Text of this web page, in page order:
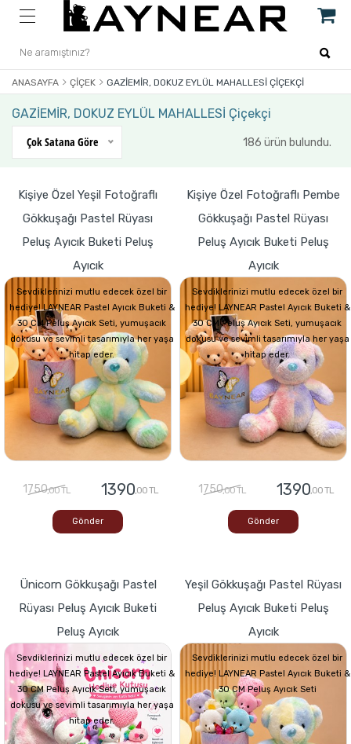
ANASAYFA ÇIÇEK GAZİEMİR, DOKUZ EYLÜL MAHALLESİ ÇIÇEKÇI
GAZİEMİR, DOKUZ EYLÜL MAHALLESİ Çiçekçi
Çok Satana Göre
186 ürün bulundu.
Kişiye Özel Yeşil Fotoğraflı
Gökkuşağı Pastel Rüyası
Peluş Ayıcık Buketi Peluş
Ayıcık
Sevdiklerinizi mutlu edecek özel bir
hediye! LAYNEAR Pastel Ayıcık Buketi &
30 CM Peluş Ayıcık Seti, yumuşacık
dokusu ve sevimli tasarımıyla her yaşa
hitap eder.
1750,00 TL 1390,00 TL
Gönder
Kişiye Özel Fotoğraflı Pembe
Gökkuşağı Pastel Rüyası
Peluş Ayıcık Buketi Peluş
Ayıcık
Sevdiklerinizi mutlu edecek özel bir
hediye! LAYNEAR Pastel Ayıcık Buketi &
30 CM Peluş Ayıcık Seti, yumuşacık
dokusu ve sevimli tasarımıyla her yaşa
hitap eder.
1750,00 TL 1390,00 TL
Gönder
Ünicorn Gökkuşağı Pastel
Rüyası Peluş Ayıcık Buketi
Peluş Ayıcık
Sevdiklerinizi mutlu edecek özel bir
hediye! LAYNEAR Pastel Ayıcık Buketi &
30 CM Peluş Ayıcık Seti, yumuşacık
dokusu ve sevimli tasarımıyla her yaşa
hitap eder.
Yeşil Gökkuşağı Pastel Rüyası
Peluş Ayıcık Buketi Peluş
Ayıcık
Sevdiklerinizi mutlu edecek özel bir
hediye! LAYNEAR Pastel Ayıcık Buketi &
30 CM Peluş Ayıcık Seti